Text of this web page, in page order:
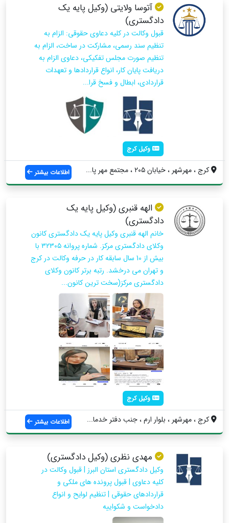
آتوسا ولایتی (وکیل پایه یک
دادگستری)
قبول وكالت در كليه دعاوی حقوقی: الزام به
تنظیم سند رسمی، مشارکت در ساخت، الزام به
تنظیم صورت مجلس تفکیکی، دعاوی الزام به
دریافت پایان کار، انواع قراردادها و تعهدات
قراردادی، ابطال و فسخ قرا...
وکیل کرج
کرج ، مهرشهر ، خیابان ۲۰۵ ، مجتمع مهر پا... اطلاعات بیشتر
الهه قنبری (وکیل پایه یک
دادگستری)
خانم الهه قنبری وکیل پایه یک دادگستری کانون
وکلای دادگستری مرکز. شماره پروانه ۳۲۳۰۵ با
بیش از 10 سال سابقه کار در حرفه وکالت در کرج
و تهران می درخشد. رتبه برتر کانون وکلای
دادگستری مرکز(سخت ترین کانون...
وکیل کرج
کرج ، مهرشهر ، بلوار ارم ، جنب دفتر خدما... اطلاعات بیشتر
مهدی نظری (وکیل دادگستری)
وکیل دادگستری استان البرز | قبول وکالت در
کلیه دعاوی | قبول پرونده های ملکی و
قراردادهای حقوقی | تنظیم لوایح و انواع
دادخواست و شکواییه